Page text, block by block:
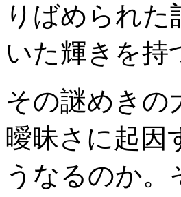
りばめられ
いた輝きを持
その謎めきの
曖昧さに起因
うなるのか